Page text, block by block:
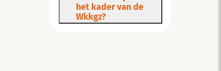
het kader van de
Wkkgz?